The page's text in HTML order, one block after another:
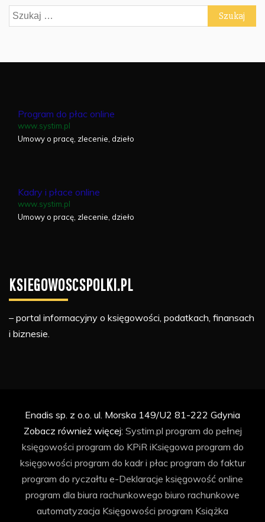
Szukaj:
Program do płac online
www.systim.pl
Umowy o pracę, zlecenie, dzieło
Kadry i płace online
www.systim.pl
Umowy o pracę, zlecenie, dzieło
KSIEGOWOSCSPOLKI.PL
– portal informacyjny o księgowości, podatkach, finansach
i biznesie.
Enadis sp. z o.o. ul. Morska 149/U2 81-222 Gdynia
Zobacz również więcej: Systim.pl program do pełnej
księgowości program do KPiR iKsięgowa program do
księgowości program do kadr i płac program do faktur
program do ryczałtu e-Deklaracje księgowość online
program dla biura rachunkowego biuro rachunkowe
automatyzacja Księgowości program Książka